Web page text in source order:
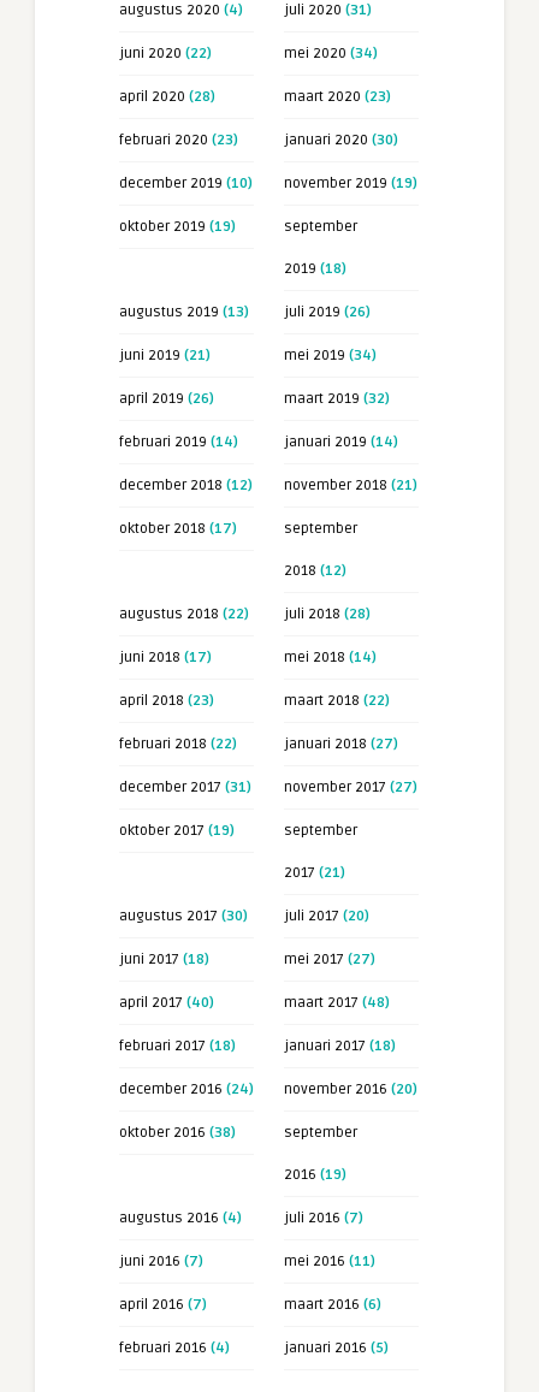
augustus 2020 (4) juli 2020 (31)
juni 2020 (22) mei 2020 (34)
april 2020 (28) maart 2020 (23)
februari 2020 (23) januari 2020 (30)
december 2019 (10) november 2019 (19)
oktober 2019 (19) september
2019 (18)
augustus 2019 (13) juli 2019 (26)
juni 2019 (21) mei 2019 (34)
april 2019 (26) maart 2019 (32)
februari 2019 (14) januari 2019 (14)
december 2018 (12) november 2018 (21)
oktober 2018 (17) september
2018 (12)
augustus 2018 (22) juli 2018 (28)
juni 2018 (17) mei 2018 (14)
april 2018 (23) maart 2018 (22)
februari 2018 (22) januari 2018 (27)
december 2017 (31) november 2017 (27)
oktober 2017 (19) september
2017 (21)
augustus 2017 (30) juli 2017 (20)
juni 2017 (18) mei 2017 (27)
april 2017 (40) maart 2017 (48)
februari 2017 (18) januari 2017 (18)
december 2016 (24) november 2016 (20)
oktober 2016 (38) september
2016 (19)
augustus 2016 (4) juli 2016 (7)
juni 2016 (7) mei 2016 (11)
april 2016 (7) maart 2016 (6)
februari 2016 (4) januari 2016 (5)